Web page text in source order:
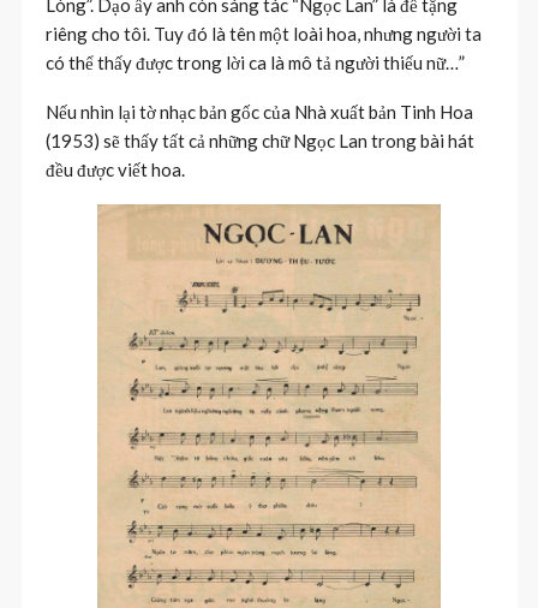
Lòng”. Dạo ấy anh còn sáng tác “Ngọc Lan” là để tặng
riêng cho tôi. Tuy đó là tên một loài hoa, nhưng người ta
có thể thấy được trong lời ca là mô tả người thiếu nữ…”
Nếu nhìn lại tờ nhạc bản gốc của Nhà xuất bản Tinh Hoa
(1953) sẽ thấy tất cả những chữ Ngọc Lan trong bài hát
đều được viết hoa.